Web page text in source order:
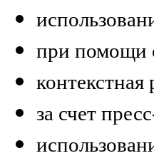
при помощи
контекстная
за счет